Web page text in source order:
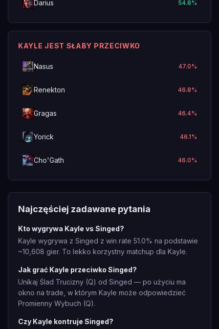
Darius 54.8%
KAYLE JEST SŁABY PRZECIWKO
Nasus 47.0%
Renekton 46.8%
Gragas 46.4%
Yorick 46.1%
Cho'Gath 46.0%
Najczęściej zadawane pytania
Kto wygrywa Kayle vs Singed?
Kayle wygrywa z Singed z win rate 51.0% na podstawie
~10,608 gier. To lekko korzystny matchup dla Kayle.
Jak grać Kayle przeciwko Singed?
Unikaj Ślad Trucizny (Q) od Singed — po użyciu ma
okno na trade, w którym Kayle może odpowiedzieć
Promienny Wybuch (Q).
Czy Kayle kontruje Singed?